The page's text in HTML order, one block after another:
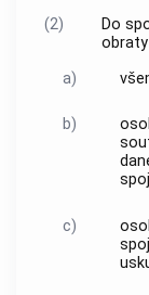
(2)
Do
a)
b)
c)